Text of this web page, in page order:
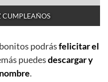
CUMPLEAÑOS
podrásfelicitar el
puedesdescargar y
.